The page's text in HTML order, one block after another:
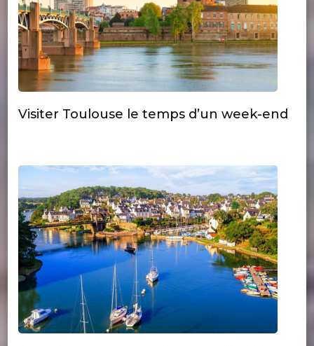
Visiter Toulouse le temps d’un week-end